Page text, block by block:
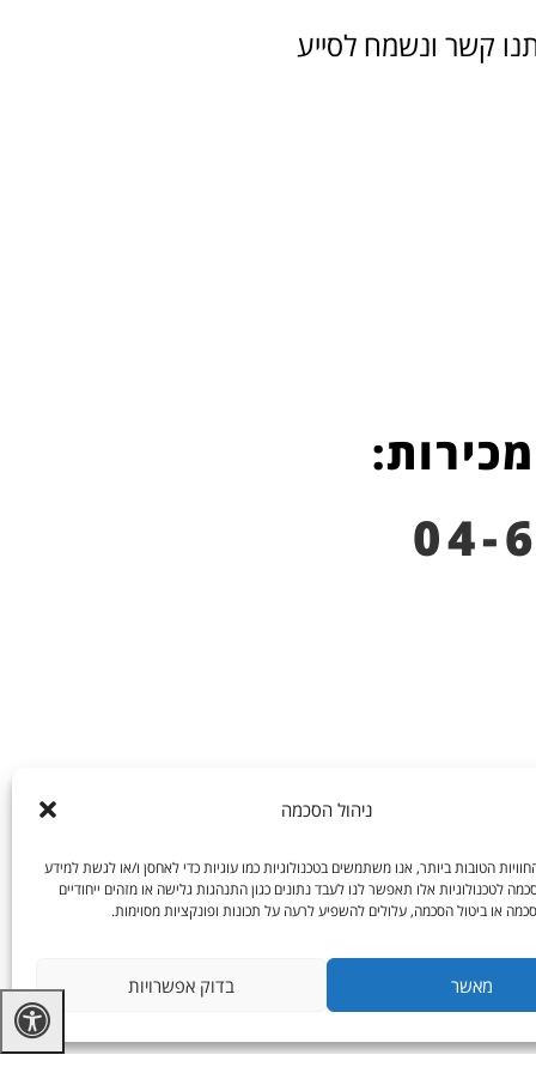
ניהול הסכמה
הטובות ביותר, אנו משתמשים בטכנולוגיות כמו עוגיות כדי לאחסן ו/או לגשת למידע
לטכנולוגיות אלו תאפשר לנו לעבד נתונים כגון התנהגות גלישה או מזהים ייחודיים
או ביטול הסכמה, עלולים להשפיע לרעה על תכונות ופונקציות מסוימות.
מאשר בדוק אפשרויות
קשר ונשמח לסייע
04-